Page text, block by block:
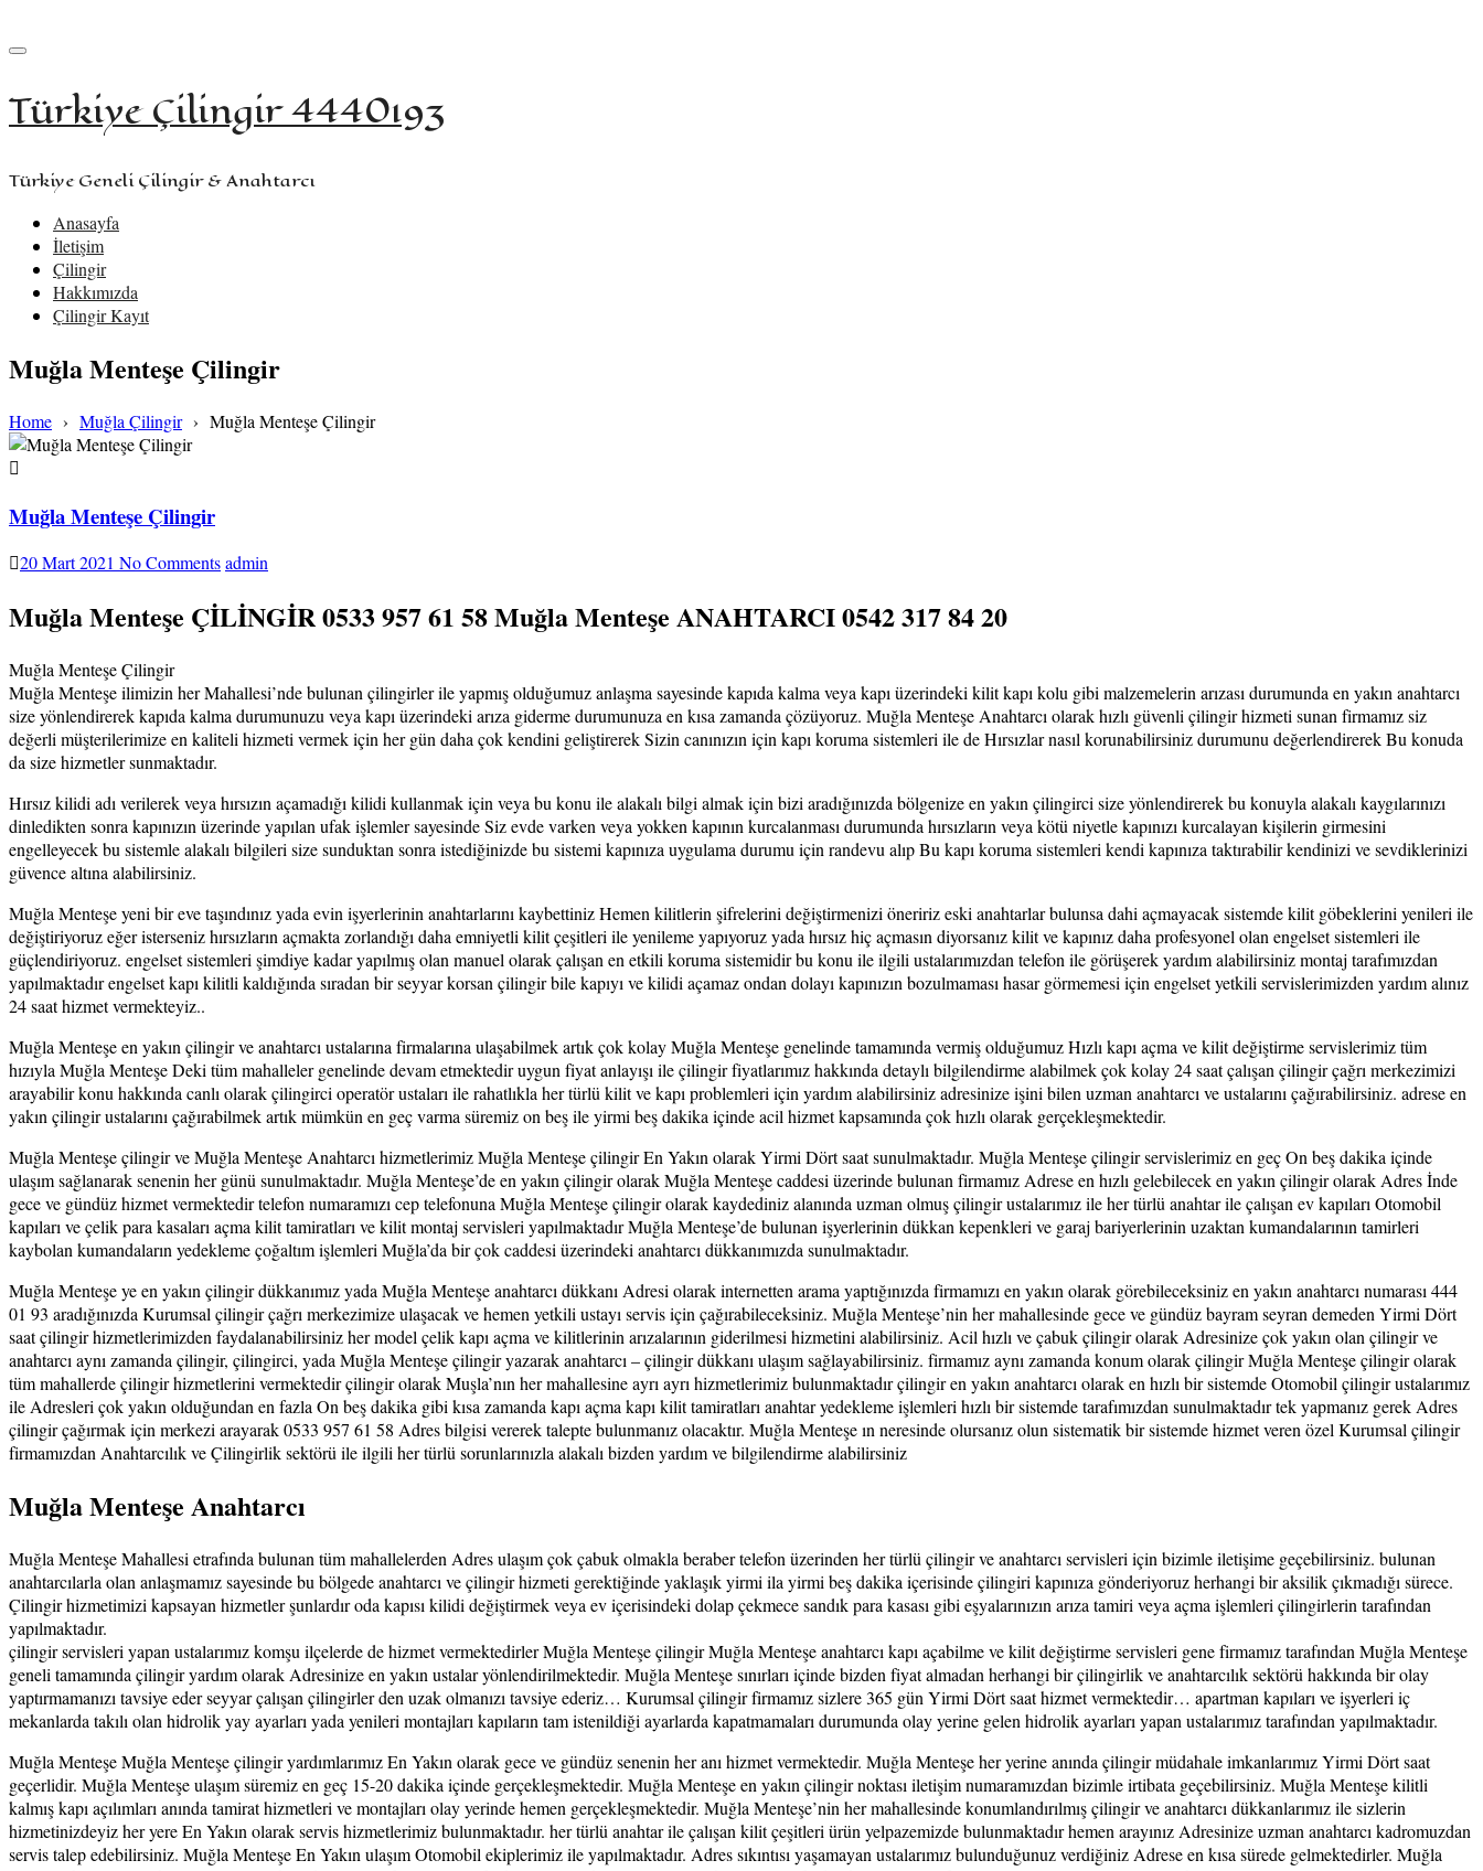
Türkiye Çilingir 4440193
Türkiye Geneli Çilingir & Anahtarcı
Anasayfa
İletişim
Çilingir
Hakkımızda
Çilingir Kayıt
Muğla Menteşe Çilingir
Home › Muğla Çilingir› Muğla Menteşe Çilingir
Muğla Menteşe Çilingir
20 Mart 2021 No Commentsadmin
Muğla Menteşe ÇİLİNGİR 0533 957 61 58 Muğla Menteşe ANAHTARCI 0542 317 84 20
Muğla Menteşe Çilingir
Muğla Menteşe ilimizin her Mahallesi’nde bulunan çilingirler ile yapmış olduğumuz anlaşma sayesinde kapıda kalma veya kapı üzerindeki kilit kapı kolu gibi malzemelerin arızası durumunda en yakın anahtarcı
size yönlendirerek kapıda kalma durumunuzu veya kapı üzerindeki arıza giderme durumunuza en kısa zamanda çözüyoruz. Muğla Menteşe Anahtarcı olarak hızlı güvenli çilingir hizmeti sunan firmamız siz
değerli müşterilerimize en kaliteli hizmeti vermek için her gün daha çok kendini geliştirerek Sizin canınızın için kapı koruma sistemleri ile de Hırsızlar nasıl korunabilirsiniz durumunu değerlendirerek Bu konuda
da size hizmetler sunmaktadır.
Hırsız kilidi adı verilerek veya hırsızın açamadığı kilidi kullanmak için veya bu konu ile alakalı bilgi almak için bizi aradığınızda bölgenize en yakın çilingirci size yönlendirerek bu konuyla alakalı kaygılarınızı
dinledikten sonra kapınızın üzerinde yapılan ufak işlemler sayesinde Siz evde varken veya yokken kapının kurcalanması durumunda hırsızların veya kötü niyetle kapınızı kurcalayan kişilerin girmesini
engelleyecek bu sistemle alakalı bilgileri size sunduktan sonra istediğinizde bu sistemi kapınıza uygulama durumu için randevu alıp Bu kapı koruma sistemleri kendi kapınıza taktırabilir kendinizi ve sevdiklerinizi
güvence altına alabilirsiniz.
Muğla Menteşe yeni bir eve taşındınız yada evin işyerlerinin anahtarlarını kaybettiniz Hemen kilitlerin şifrelerini değiştirmenizi öneririz eski anahtarlar bulunsa dahi açmayacak sistemde kilit göbeklerini yenileri ile
değiştiriyoruz eğer isterseniz hırsızların açmakta zorlandığı daha emniyetli kilit çeşitleri ile yenileme yapıyoruz yada hırsız hiç açmasın diyorsanız kilit ve kapınız daha profesyonel olan engelset sistemleri ile
güçlendiriyoruz. engelset sistemleri şimdiye kadar yapılmış olan manuel olarak çalışan en etkili koruma sistemidir bu konu ile ilgili ustalarımızdan telefon ile görüşerek yardım alabilirsiniz montaj tarafımızdan
yapılmaktadır engelset kapı kilitli kaldığında sıradan bir seyyar korsan çilingir bile kapıyı ve kilidi açamaz ondan dolayı kapınızın bozulmaması hasar görmemesi için engelset yetkili servislerimizden yardım alınız
24 saat hizmet vermekteyiz..
Muğla Menteşe en yakın çilingir ve anahtarcı ustalarına firmalarına ulaşabilmek artık çok kolay Muğla Menteşe genelinde tamamında vermiş olduğumuz Hızlı kapı açma ve kilit değiştirme servislerimiz tüm
hızıyla Muğla Menteşe Deki tüm mahalleler genelinde devam etmektedir uygun fiyat anlayışı ile çilingir fiyatlarımız hakkında detaylı bilgilendirme alabilmek çok kolay 24 saat çalışan çilingir çağrı merkezimizi
arayabilir konu hakkında canlı olarak çilingirci operatör ustaları ile rahatlıkla her türlü kilit ve kapı problemleri için yardım alabilirsiniz adresinize işini bilen uzman anahtarcı ve ustalarını çağırabilirsiniz. adrese en
yakın çilingir ustalarını çağırabilmek artık mümkün en geç varma süremiz on beş ile yirmi beş dakika içinde acil hizmet kapsamında çok hızlı olarak gerçekleşmektedir.
Muğla Menteşe çilingir ve Muğla Menteşe Anahtarcı hizmetlerimiz Muğla Menteşe çilingir En Yakın olarak Yirmi Dört saat sunulmaktadır. Muğla Menteşe çilingir servislerimiz en geç On beş dakika içinde
ulaşım sağlanarak senenin her günü sunulmaktadır. Muğla Menteşe’de en yakın çilingir olarak Muğla Menteşe caddesi üzerinde bulunan firmamız Adrese en hızlı gelebilecek en yakın çilingir olarak Adres İnde
gece ve gündüz hizmet vermektedir telefon numaramızı cep telefonuna Muğla Menteşe çilingir olarak kaydediniz alanında uzman olmuş çilingir ustalarımız ile her türlü anahtar ile çalışan ev kapıları Otomobil
kapıları ve çelik para kasaları açma kilit tamiratları ve kilit montaj servisleri yapılmaktadır Muğla Menteşe’de bulunan işyerlerinin dükkan kepenkleri ve garaj bariyerlerinin uzaktan kumandalarının tamirleri
kaybolan kumandaların yedekleme çoğaltım işlemleri Muğla’da bir çok caddesi üzerindeki anahtarcı dükkanımızda sunulmaktadır.
Muğla Menteşe ye en yakın çilingir dükkanımız yada Muğla Menteşe anahtarcı dükkanı Adresi olarak internetten arama yaptığınızda firmamızı en yakın olarak görebileceksiniz en yakın anahtarcı numarası 444
01 93 aradığınızda Kurumsal çilingir çağrı merkezimize ulaşacak ve hemen yetkili ustayı servis için çağırabileceksiniz. Muğla Menteşe’nin her mahallesinde gece ve gündüz bayram seyran demeden Yirmi Dört
saat çilingir hizmetlerimizden faydalanabilirsiniz her model çelik kapı açma ve kilitlerinin arızalarının giderilmesi hizmetini alabilirsiniz. Acil hızlı ve çabuk çilingir olarak Adresinize çok yakın olan çilingir ve
anahtarcı aynı zamanda çilingir, çilingirci, yada Muğla Menteşe çilingir yazarak anahtarcı – çilingir dükkanı ulaşım sağlayabilirsiniz. firmamız aynı zamanda konum olarak çilingir Muğla Menteşe çilingir olarak
tüm mahallerde çilingir hizmetlerini vermektedir çilingir olarak Muşla’nın her mahallesine ayrı ayrı hizmetlerimiz bulunmaktadır çilingir en yakın anahtarcı olarak en hızlı bir sistemde Otomobil çilingir ustalarımız
ile Adresleri çok yakın olduğundan en fazla On beş dakika gibi kısa zamanda kapı açma kapı kilit tamiratları anahtar yedekleme işlemleri hızlı bir sistemde tarafımızdan sunulmaktadır tek yapmanız gerek Adres
çilingir çağırmak için merkezi arayarak 0533 957 61 58 Adres bilgisi vererek talepte bulunmanız olacaktır. Muğla Menteşe ın neresinde olursanız olun sistematik bir sistemde hizmet veren özel Kurumsal çilingir
firmamızdan Anahtarcılık ve Çilingirlik sektörü ile ilgili her türlü sorunlarınızla alakalı bizden yardım ve bilgilendirme alabilirsiniz
Muğla Menteşe Anahtarcı
Muğla Menteşe Mahallesi etrafında bulunan tüm mahallelerden Adres ulaşım çok çabuk olmakla beraber telefon üzerinden her türlü çilingir ve anahtarcı servisleri için bizimle iletişime geçebilirsiniz. bulunan
anahtarcılarla olan anlaşmamız sayesinde bu bölgede anahtarcı ve çilingir hizmeti gerektiğinde yaklaşık yirmi ila yirmi beş dakika içerisinde çilingiri kapınıza gönderiyoruz herhangi bir aksilik çıkmadığı sürece.
Çilingir hizmetimizi kapsayan hizmetler şunlardır oda kapısı kilidi değiştirmek veya ev içerisindeki dolap çekmece sandık para kasası gibi eşyalarınızın arıza tamiri veya açma işlemleri çilingirlerin tarafından
yapılmaktadır.
çilingir servisleri yapan ustalarımız komşu ilçelerde de hizmet vermektedirler Muğla Menteşe çilingir Muğla Menteşe anahtarcı kapı açabilme ve kilit değiştirme servisleri gene firmamız tarafından Muğla Menteşe
geneli tamamında çilingir yardım olarak Adresinize en yakın ustalar yönlendirilmektedir. Muğla Menteşe sınırları içinde bizden fiyat almadan herhangi bir çilingirlik ve anahtarcılık sektörü hakkında bir olay
yaptırmamanızı tavsiye eder seyyar çalışan çilingirler den uzak olmanızı tavsiye ederiz… Kurumsal çilingir firmamız sizlere 365 gün Yirmi Dört saat hizmet vermektedir… apartman kapıları ve işyerleri iç
mekanlarda takılı olan hidrolik yay ayarları yada yenileri montajları kapıların tam istenildiği ayarlarda kapatmamaları durumunda olay yerine gelen hidrolik ayarları yapan ustalarımız tarafından yapılmaktadır.
Muğla Menteşe Muğla Menteşe çilingir yardımlarımız En Yakın olarak gece ve gündüz senenin her anı hizmet vermektedir. Muğla Menteşe her yerine anında çilingir müdahale imkanlarımız Yirmi Dört saat
geçerlidir. Muğla Menteşe ulaşım süremiz en geç 15-20 dakika içinde gerçekleşmektedir. Muğla Menteşe en yakın çilingir noktası iletişim numaramızdan bizimle irtibata geçebilirsiniz. Muğla Menteşe kilitli
kalmış kapı açılımları anında tamirat hizmetleri ve montajları olay yerinde hemen gerçekleşmektedir. Muğla Menteşe’nin her mahallesinde konumlandırılmış çilingir ve anahtarcı dükkanlarımız ile sizlerin
hizmetinizdeyiz her yere En Yakın olarak servis hizmetlerimiz bulunmaktadır. her türlü anahtar ile çalışan kilit çeşitleri ürün yelpazemizde bulunmaktadır hemen arayınız Adresinize uzman anahtarcı kadromuzdan
servis talep edebilirsiniz. Muğla Menteşe En Yakın ulaşım Otomobil ekiplerimiz ile yapılmaktadır. Adres sıkıntısı yaşamayan ustalarımız bulunduğunuz verdiğiniz Adrese en kısa sürede gelmektedirler. Muğla